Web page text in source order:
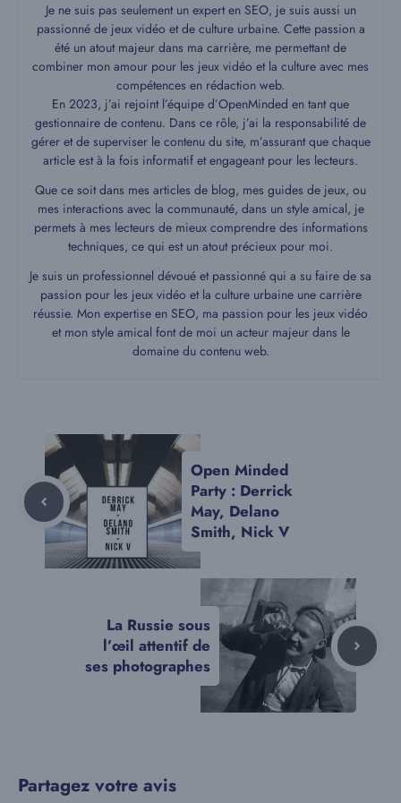
Je ne suis pas seulement un expert en SEO, je suis aussi un
passionné de jeux vidéo et de culture urbaine. Cette passion a
été un atout majeur dans ma carrière, me permettant de
combiner mon amour pour les jeux vidéo et la culture avec mes
compétences en rédaction web.
En 2023, j’ai rejoint l’équipe d’OpenMinded en tant que
gestionnaire de contenu. Dans ce rôle, j’ai la responsabilité de
gérer et de superviser le contenu du site, m’assurant que chaque
article est à la fois informatif et engageant pour les lecteurs.
Que ce soit dans mes articles de blog, mes guides de jeux, ou
mes interactions avec la communauté, dans un style amical, je
permets à mes lecteurs de mieux comprendre des informations
techniques, ce qui est un atout précieux pour moi.
Je suis un professionnel dévoué et passionné qui a su faire de sa
passion pour les jeux vidéo et la culture urbaine une carrière
réussie. Mon expertise en SEO, ma passion pour les jeux vidéo
et mon style amical font de moi un acteur majeur dans le
domaine du contenu web.
Open Minded
Party : Derrick
May, Delano
Smith, Nick V
La Russie sous
l’œil attentif de
ses photographes
Partagez votre avis